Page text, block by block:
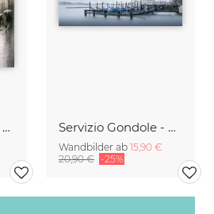
Brücke über stilles Wasser Servizio Gondole - Venedig
Wandbilder ab 15,90 €
20,90 € -25%